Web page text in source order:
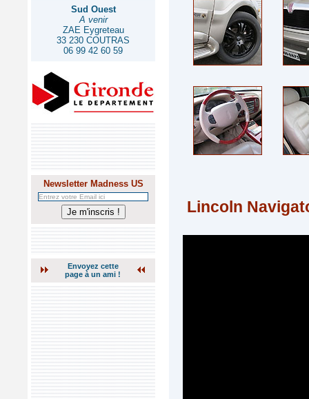
Sud Ouest
A venir
ZAE Eygreteau
33 230 COUTRAS
06 99 42 60 59
Newsletter Madness US
Envoyez cette
page à un ami !
Lincoln